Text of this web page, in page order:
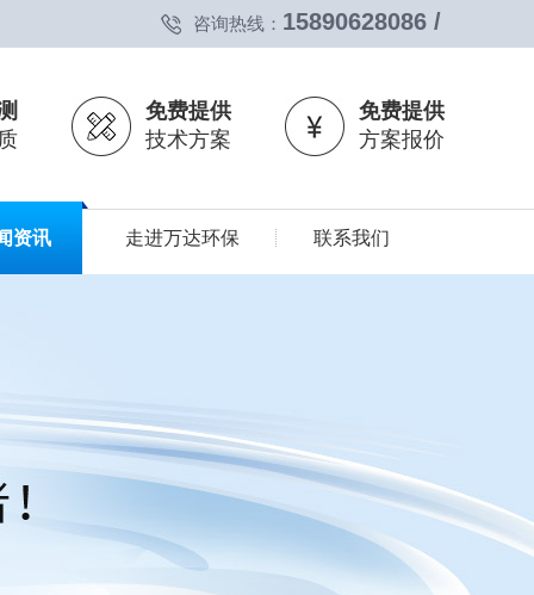
咨询热线： 15890628086 /
免费提供
技术方案
免费提供
方案报价
资讯 走进万达环保 联系我们